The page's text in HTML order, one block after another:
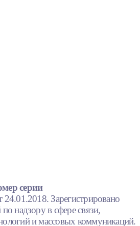
серии
Зарегистрировано
надзору в сфере связи,
и массовых коммуникаций.